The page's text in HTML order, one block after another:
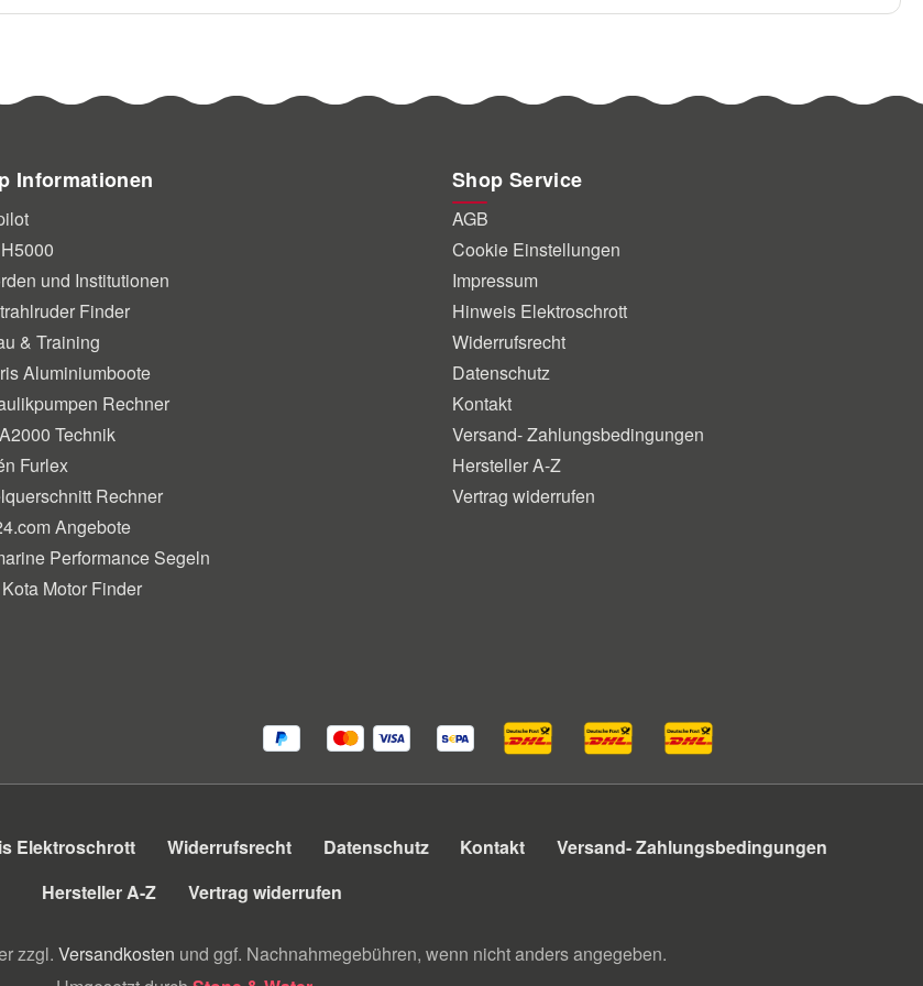
Informationen
und Institutionen
Finder
& Training
Aluminiumboote
Rechner
Technik
Furlex
Rechner
Angebote
Performance Segeln
Motor Finder
Shop Service
AGB
Cookie Einstellungen
Impressum
Hinweis Elektroschrott
Widerrufsrecht
Datenschutz
Kontakt
Versand- Zahlungsbedingungen
Hersteller A-Z
Vertrag widerrufen
Elektroschrott Widerrufsrecht Datenschutz Kontakt
Versand- Zahlungsbedingungen
Hersteller A-Z
Vertrag widerrufen
zzgl. Versandkosten und ggf. Nachnahmegebühren, wenn nicht anders angegeben.